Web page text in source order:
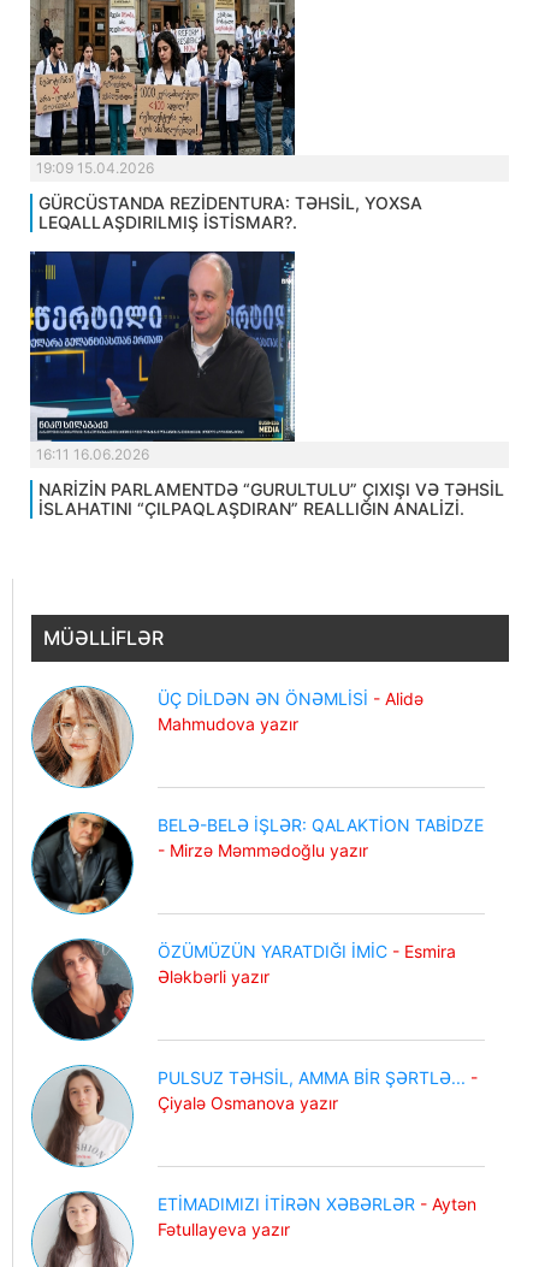
19:09 15.04.2026
GÜRCÜSTANDA REZİDENTURA: TƏHSİL, YOXSA
LEQALLAŞDIRILMIŞ İSTİSMAR?.
16:11 16.06.2026
NARİZİN PARLAMENTDƏ “GURULTULU” ÇIXIŞI VƏ TƏHSİL
İSLAHATINI “ÇILPAQLAŞDIRAN” REALLIĞIN ANALİZİ.
MÜƏLLİFLƏR
ÜÇ DİLDƏN ƏN ÖNƏMLİSİ - Alidə
Mahmudova yazır
BELƏ-BELƏ İŞLƏR: QALAKTİON TABİDZE
- Mirzə Məmmədoğlu yazır
ÖZÜMÜZÜN YARATDIĞI İMİC - Esmira
Ələkbərli yazır
PULSUZ TƏHSİL, AMMA BİR ŞƏRTLƏ... -
Çiyalə Osmanova yazır
ETİMADIMIZI İTİRƏN XƏBƏRLƏR - Aytən
Fətullayeva yazır